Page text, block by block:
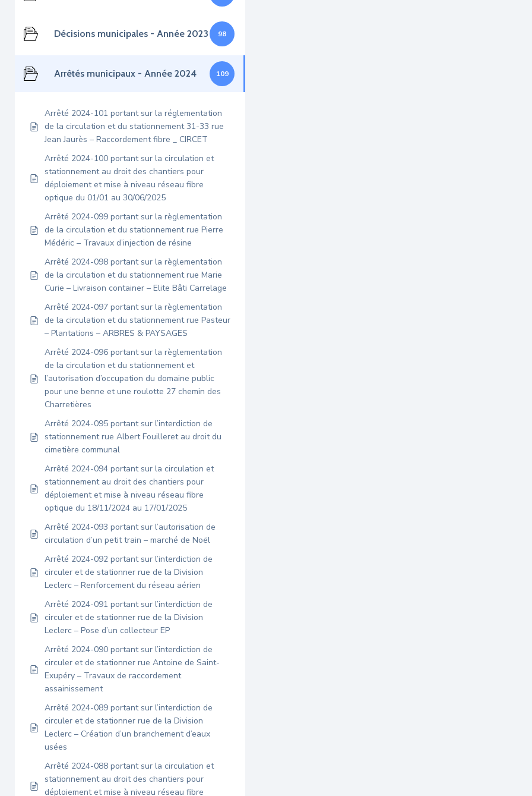
Décisions municipales - Année 2023 98
Arrêtés municipaux - Année 2024 109
Arrêté 2024-101 portant sur la réglementation
de la circulation et du stationnement 31-33 rue
Jean Jaurès – Raccordement fibre _ CIRCET
Arrêté 2024-100 portant sur la circulation et
stationnement au droit des chantiers pour
déploiement et mise à niveau réseau fibre
optique du 01/01 au 30/06/2025
Arrêté 2024-099 portant sur la règlementation
de la circulation et du stationnement rue Pierre
Médéric – Travaux d’injection de résine
Arrêté 2024-098 portant sur la règlementation
de la circulation et du stationnement rue Marie
Curie – Livraison container – Elite Bâti Carrelage
Arrêté 2024-097 portant sur la règlementation
de la circulation et du stationnement rue Pasteur
– Plantations – ARBRES & PAYSAGES
Arrêté 2024-096 portant sur la règlementation
de la circulation et du stationnement et
l’autorisation d’occupation du domaine public
pour une benne et une roulotte 27 chemin des
Charretières
Arrêté 2024-095 portant sur l’interdiction de
stationnement rue Albert Fouilleret au droit du
cimetière communal
Arrêté 2024-094 portant sur la circulation et
stationnement au droit des chantiers pour
déploiement et mise à niveau réseau fibre
optique du 18/11/2024 au 17/01/2025
Arrêté 2024-093 portant sur l’autorisation de
circulation d’un petit train – marché de Noël
Arrêté 2024-092 portant sur l’interdiction de
circuler et de stationner rue de la Division
Leclerc – Renforcement du réseau aérien
Arrêté 2024-091 portant sur l’interdiction de
circuler et de stationner rue de la Division
Leclerc – Pose d’un collecteur EP
Arrêté 2024-090 portant sur l’interdiction de
circuler et de stationner rue Antoine de Saint-
Exupéry – Travaux de raccordement
assainissement
Arrêté 2024-089 portant sur l’interdiction de
circuler et de stationner rue de la Division
Leclerc – Création d’un branchement d’eaux
usées
Arrêté 2024-088 portant sur la circulation et
stationnement au droit des chantiers pour
déploiement et mise à niveau réseau fibre